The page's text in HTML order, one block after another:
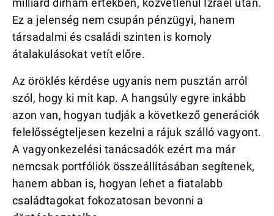
milliárd dirham értékben, közvetlenül Izrael után.
Ez a jelenség nem csupán pénzügyi, hanem
társadalmi és családi szinten is komoly
átalakulásokat vetít előre.
Az öröklés kérdése ugyanis nem pusztán arról
szól, hogy ki mit kap. A hangsúly egyre inkább
azon van, hogyan tudják a következő generációk
felelősségteljesen kezelni a rájuk szálló vagyont.
A vagyonkezelési tanácsadók ezért ma már
nemcsak portfóliók összeállításában segítenek,
hanem abban is, hogyan lehet a fiatalabb
családtagokat fokozatosan bevonni a